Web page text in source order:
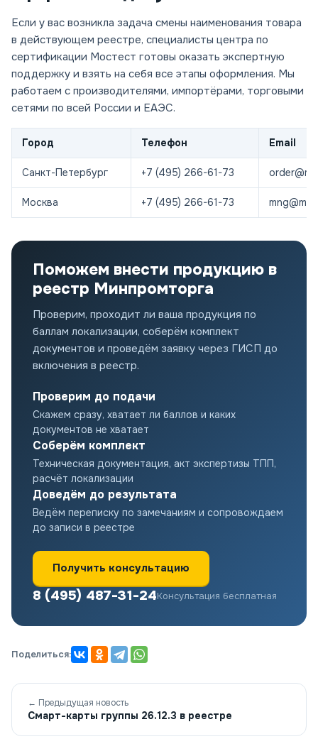
Если у вас возникла задача смены наименования товара
в действующем реестре, специалисты центра по
сертификации Мостест готовы оказать экспертную
поддержку и взять на себя все этапы оформления. Мы
работаем с производителями, импортёрами, торговыми
сетями по всей России и ЕАЭС.
Город Телефон Email
Санкт-Петербург +7 (495) 266-61-73
Москва +7 (495) 266-61-73
Поможем внести продукцию в
реестр Минпромторга
Проверим, проходит ли ваша продукция по
баллам локализации, соберём комплект
документов и проведём заявку через ГИСП до
включения в реестр.
Проверим до подачи
Скажем сразу, хватает ли баллов и каких
документов не хватает
Соберём комплект
Техническая документация, акт экспертизы ТПП,
расчёт локализации
Доведём до результата
Ведём переписку по замечаниям и сопровождаем
до записи в реестре
Получить консультацию
8 (495) 487-31-24Консультация бесплатная
Поделиться:
← Предыдущая новость
Смарт-карты группы 26.12.3 в реестре